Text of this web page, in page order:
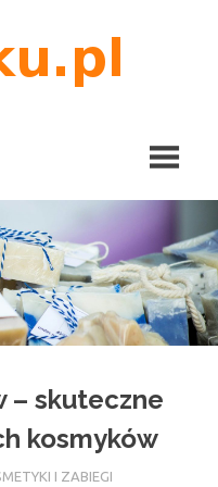
– skuteczne
kosmyków
I ZABIEGI